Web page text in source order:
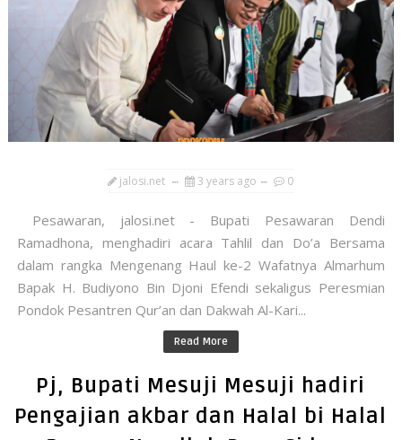
jalosi.net 3 years ago 0
Pesawaran, jalosi.net - Bupati Pesawaran Dendi
Ramadhona, menghadiri acara Tahlil dan Do’a Bersama
dalam rangka Mengenang Haul ke-2 Wafatnya Almarhum
Bapak H. Budiyono Bin Djoni Efendi sekaligus Peresmian
Pondok Pesantren Qur’an dan Dakwah Al-Kari...
Read More
Pj, Bupati Mesuji Mesuji hadiri
Pengajian akbar dan Halal bi Halal